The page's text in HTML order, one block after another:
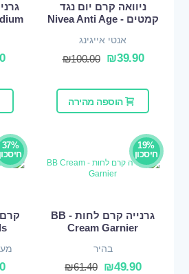
ניוואה קרם יום נגד
קמטים - Nivea Anti Age
אנטי אייגינג
₪39.90
₪100.00
הוספה מהירה
19%
חיסכון
גרנייה קרם לחות - BB
Cream Garnier
בהיר
₪49.90
₪61.40
37%
חיסכון
קרם